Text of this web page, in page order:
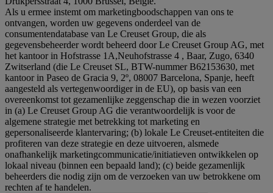
Als u ermee instemt om marketingboodschappen van ons te
ontvangen, worden uw gegevens onderdeel van de
consumentendatabase van Le Creuset Group, die als
gegevensbeheerder wordt beheerd door Le Creuset Group AG, met
het kantoor in Hofstrasse 1A,Neuhofstrasse 4 , Baar, Zugo, 6340
Zwitserland (die Le Creuset SL, BTW-nummer B62153630, met
kantoor in Paseo de Gracia 9, 2º, 08007 Barcelona, Spanje, heeft
aangesteld als vertegenwoordiger in de EU), op basis van een
overeenkomst tot gezamenlijke zeggenschap die in wezen voorziet
in (a) Le Creuset Group AG die verantwoordelijk is voor de
algemene strategie met betrekking tot marketing en
gepersonaliseerde klantervaring; (b) lokale Le Creuset-entiteiten die
profiteren van deze strategie en deze uitvoeren, alsmede
onafhankelijk marketingcommunicatie/initiatieven ontwikkelen op
lokaal niveau (binnen een bepaald land); (c) beide gezamenlijk
beheerders die nodig zijn om de verzoeken van uw betrokkene om
rechten af te handelen.